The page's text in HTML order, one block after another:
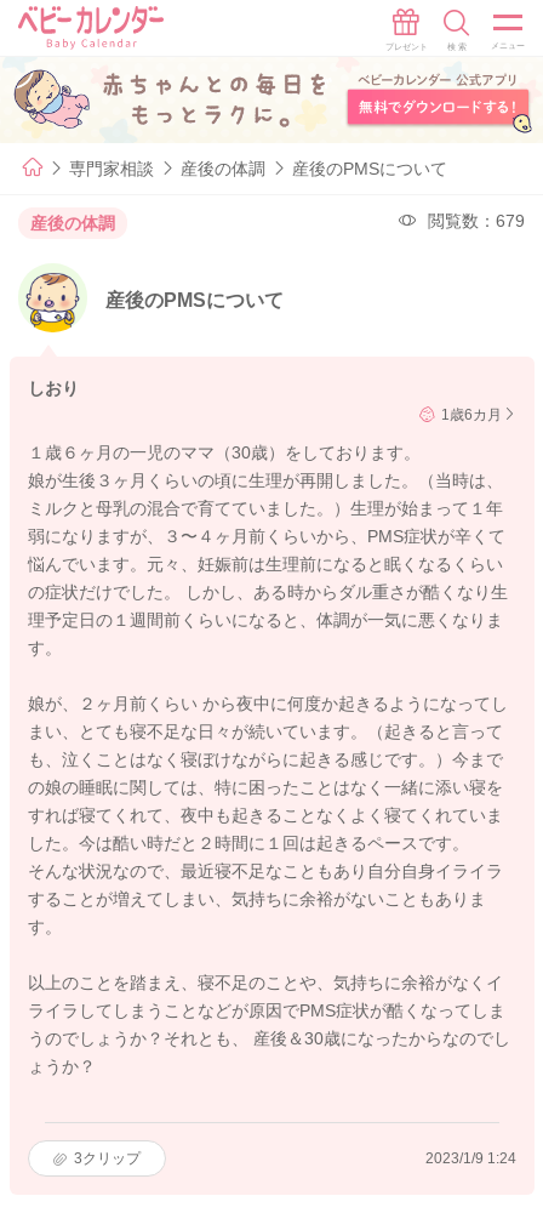
専門家相談 産後の体調 産後のPMSについて
産後の体調 閲覧数：679
産後のPMSについて
しおり
1歳6カ月
１歳６ヶ月の一児のママ（30歳）をしております。
娘が生後３ヶ月くらいの頃に生理が再開しました。（当時は、
ミルクと母乳の混合で育てていました。）生理が始まって１年
弱になりますが、３〜４ヶ月前くらいから、PMS症状が辛くて
悩んでいます。元々、妊娠前は生理前になると眠くなるくらい
の症状だけでした。 しかし、ある時からダル重さが酷くなり生
理予定日の１週間前くらいになると、体調が一気に悪くなりま
す。
娘が、２ヶ月前くらい から夜中に何度か起きるようになってし
まい、とても寝不足な日々が続いています。（起きると言って
も、泣くことはなく寝ぼけながらに起きる感じです。）今まで
の娘の睡眠に関しては、特に困ったことはなく一緒に添い寝を
すれば寝てくれて、夜中も起きることなくよく寝てくれていま
した。今は酷い時だと２時間に１回は起きるペースです。
そんな状況なので、最近寝不足なこともあり自分自身イライラ
することが増えてしまい、気持ちに余裕がないこともありま
す。
以上のことを踏まえ、寝不足のことや、気持ちに余裕がなくイ
ライラしてしまうことなどが原因でPMS症状が酷くなってしま
うのでしょうか？それとも、 産後＆30歳になったからなのでし
ょうか？
3クリップ 2023/1/9 1:24